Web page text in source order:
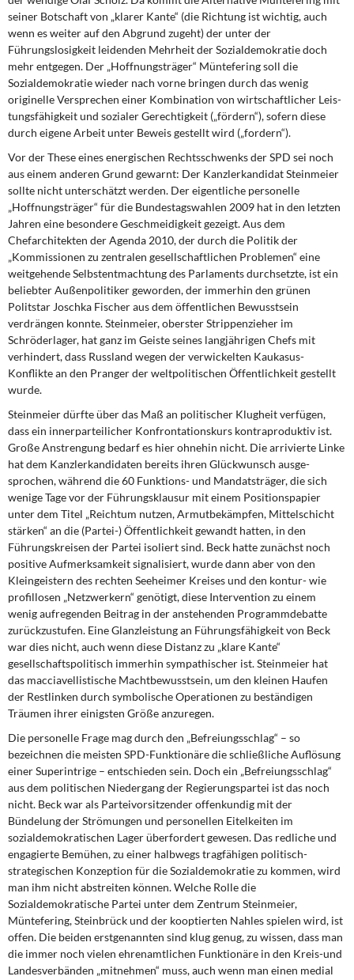
seiner Botschaft von „klarer Kan­te“ (die Richtung ist wichtig, auch
wenn es weiter auf den Abgrund zugeht) der unter der
Führungslosigkeit leidenden Mehrheit der Sozialdemokratie doch
mehr entgegen. Der „Hoffnungsträger“ Müntefering soll die
Sozialdemokratie wieder nach vorne bringen durch das wenig
originelle Versprechen einer Kombination von wirtschaftlicher Leis­
tungsfähigkeit und sozialer Gerechtigkeit („fördern“), sofern diese
durch eigene Arbeit unter Beweis gestellt wird („fordern“).
Vor der These eines energischen Rechtsschwenks der SPD sei noch
aus einem ande­ren Grund gewarnt: Der Kanzlerkandidat Steinmeier
sollte nicht unterschätzt werden. Der eigentliche personelle
„Hoffnungsträger“ für die Bundestagswahlen 2009 hat in den letzten
Jahren eine besondere Geschmeidigkeit gezeigt. Aus dem
Chefarchitekten der Agenda 2010, der durch die Politik der
„Kommissionen zu zentralen gesellschaftlichen Problemen“ eine
weitgehende Selbstentmachtung des Parlaments durchsetzte, ist ein
beliebter Außenpolitiker geworden, der immerhin den grünen
Politstar Joschka Fischer aus dem öffentlichen Bewusstsein
verdrängen konnte. Steinmeier, oberster Strippen­zieher im
Schröderlager, hat ganz im Geiste seines langjährigen Chefs mit
verhindert, dass Russland wegen der verwickelten Kaukasus-
Konflikte an den Pranger der weltpoli­tischen Öffentlichkeit gestellt
wurde.
Steinmeier dürfte über das Maß an politischer Klugheit verfügen,
dass ein innerpartei­licher Konfrontationskurs kontraproduktiv ist.
Große Anstrengung bedarf es hier ohnehin nicht. Die arrivierte Linke
hat dem Kanzlerkandidaten bereits ihren Glückwunsch ausge­
sprochen, während die 60 Funktions- und Mandatsträger, die sich
wenige Tage vor der Führungsklausur mit einem Positionspapier
unter dem Titel „Reichtum nutzen, Armutbekämpfen, Mittelschicht
stärken“ an die (Partei-) Öffentlichkeit gewandt hatten, in den
Führungskreisen der Partei isoliert sind. Beck hatte zunächst noch
positive Aufmerk­samkeit signalisiert, wurde dann aber von den
Kleingeistern des rechten Seeheimer Kreises und den kontur- wie
profillosen „Netzwerkern“ genötigt, diese Intervention zu einem
wenig aufregenden Beitrag in der anstehenden Programmdebatte
zurückzu­stufen. Eine Glanzleistung an Führungsfähigkeit von Beck
war dies nicht, auch wenn diese Distanz zu „klare Kante“
gesellschaftspolitisch immerhin sympathischer ist. Steinmeier hat
das macciavellistische Machtbewusstsein, um den kleinen Haufen
der Restlinken durch symbolische Operationen zu beständigen
Träumen ihrer einigsten Größe anzuregen.
Die personelle Frage mag durch den „Befreiungsschlag“ – so
bezeichnen die meisten SPD-Funktionäre die schließliche Auflösung
einer Superintrige – entschieden sein. Doch ein „Befreiungsschlag“
aus dem politischen Niedergang der Regierungspartei ist das noch
nicht. Beck war als Parteivorsitzender offenkundig mit der
Bündelung der Strömungen und personellen Eitelkeiten im
sozialdemokratischen Lager überfordert gewesen. Das redliche und
engagierte Bemühen, zu einer halbwegs tragfähigen poli­tisch-
strategischen Konzeption für die Sozialdemokratie zu kommen, wird
man ihm nicht abstreiten können. Welche Rolle die
Sozialdemokratische Partei unter dem Zentrum Steinmeier,
Müntefering, Steinbrück und der kooptierten Nahles spielen wird, ist
offen. Die beiden erstgenannten sind klug genug, zu wissen, dass man
die immer noch vielen ehrenamtlichen Funktionäre in den Kreis-und
Landesverbänden „mitnehmen“ muss, auch wenn man einen medial